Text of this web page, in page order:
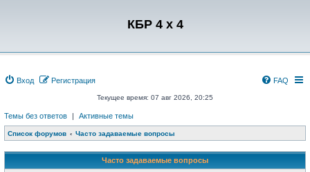
КБР 4 x 4
Вход Регистрация FAQ
Текущее время: 07 авг 2026, 20:25
Темы без ответов | Активные темы
Список форумов Часто задаваемые вопросы
Часто задаваемые вопросы